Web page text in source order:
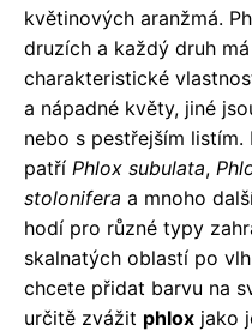
květinových aranžmá.
druzích a každý druh
charakteristické
a nápadné květy, jiné
nebo s pestřejším
patří Phlox subulata,
stolonifera a mnoho
hodí pro různé typy
skalnatých oblastí po
chcete přidat barvu na
určitě zvážit phlox jako